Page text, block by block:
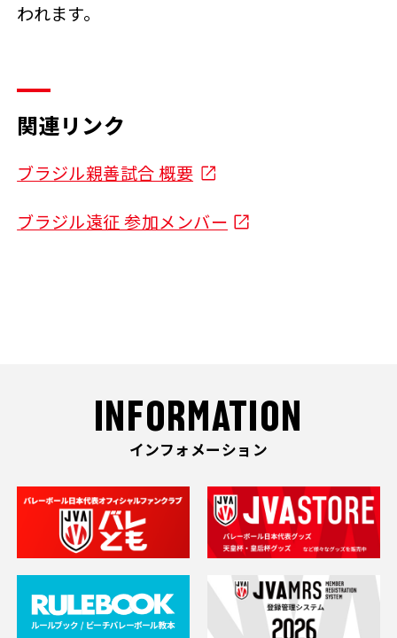
われます。
関連リンク
ブラジル親善試合 概要
ブラジル遠征 参加メンバー
INFORMATION
インフォメーション